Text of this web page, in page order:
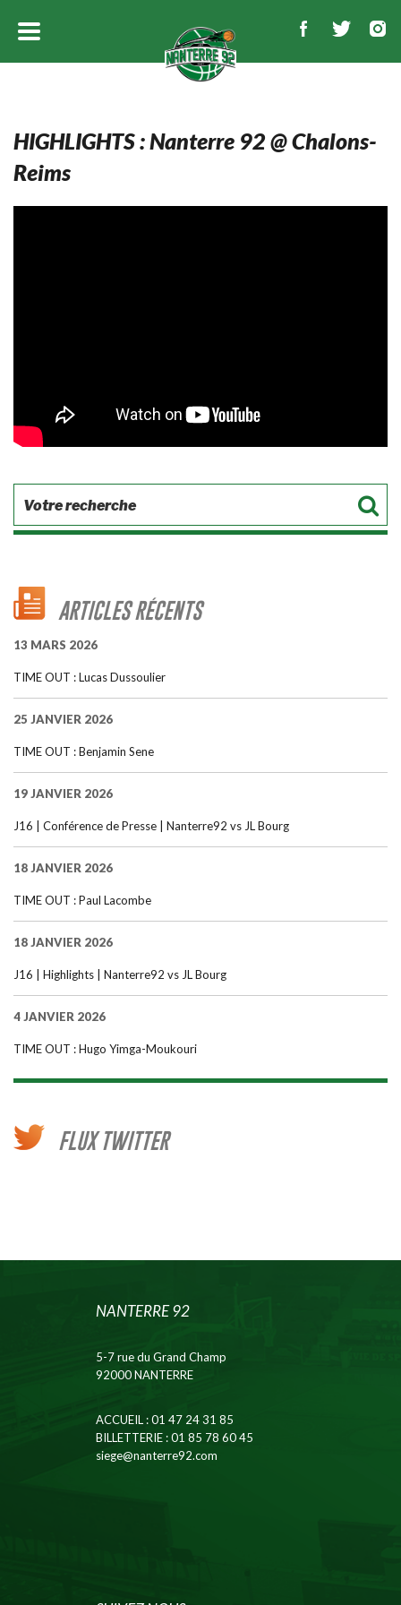
HIGHLIGHTS : Nanterre 92 @ Chalons-
Reims
ARTICLES RÉCENTS
13 MARS 2026
TIME OUT : Lucas Dussoulier
25 JANVIER 2026
TIME OUT : Benjamin Sene
19 JANVIER 2026
J16 | Conférence de Presse | Nanterre92 vs JL Bourg
18 JANVIER 2026
TIME OUT : Paul Lacombe
18 JANVIER 2026
J16 | Highlights | Nanterre92 vs JL Bourg
4 JANVIER 2026
TIME OUT : Hugo Yimga-Moukouri
FLUX TWITTER
NANTERRE 92
5-7 rue du Grand Champ
92000 NANTERRE
ACCUEIL: 01 47 24 31 85
BILLETTERIE: 01 85 78 60 45
siege@nanterre92.com